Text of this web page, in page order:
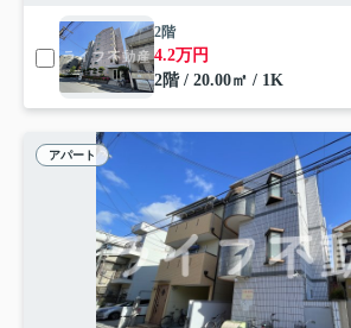
2階
4.2万円
2階 / 20.00㎡ / 1K
アパート